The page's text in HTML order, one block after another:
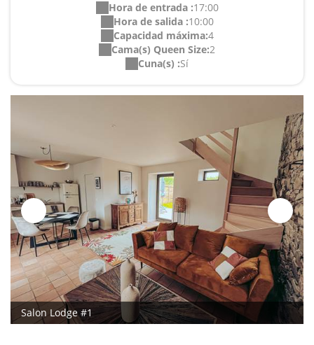
Hora de entrada :17:00
Hora de salida :10:00
Capacidad máxima:4
Cama(s) Queen Size:2
Cuna(s) :Sí
Salon Lodge #1